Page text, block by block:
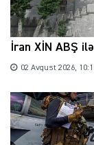
İran XİN ABŞ
02 Avqust 2026,